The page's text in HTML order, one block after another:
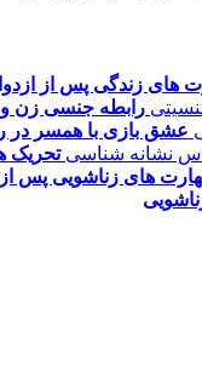
های زندگی پس از
رابطه جنسی زن
عشق بازی با همسر در
تحریک
های زناشویی پس از